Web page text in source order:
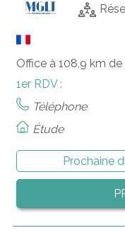
Office à 108,9 km
1er RDV :
Téléphone
Étude
Prochaine